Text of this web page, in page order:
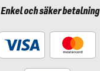
Enkel och säker betalning